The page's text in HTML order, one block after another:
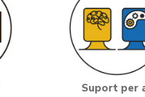
Suport per